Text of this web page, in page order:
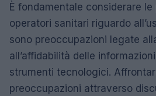
È fondamentale considerare le
operatori sanitari riguardo
sono preoccupazioni legate
all’affidabilità delle
strumenti tecnologici.
preoccupazioni attraverso